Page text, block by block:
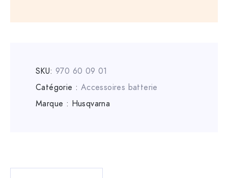
SKU: 970 60 09 01
Catégorie : Accessoires batterie
Marque : Husqvarna